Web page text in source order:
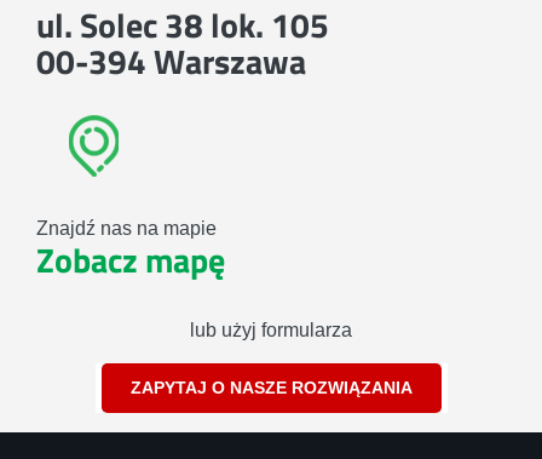
ul. Solec 38 lok. 105
00-394 Warszawa
Znajdź nas na mapie
Zobacz mapę
lub użyj formularza
ZAPYTAJ O NASZE ROZWIĄZANIA